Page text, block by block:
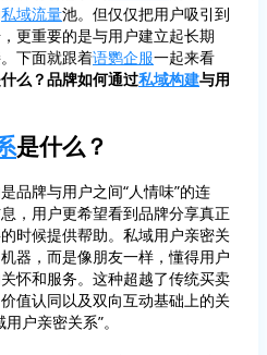
私域流量池。但仅仅把用户吸引到
更重要的是与用户建立起长期
下面就跟着语鹦企服一起来看
么？品牌如何通过私域构建与用
是什么？
品牌与用户之间“人情味”的连
，用户更希望看到品牌分享真正
时候提供帮助。私域用户亲密关
器，而是像朋友一样，懂得用户
怀和服务。这种超越了传统买卖
值认同以及双向互动基础上的关
户亲密关系”。